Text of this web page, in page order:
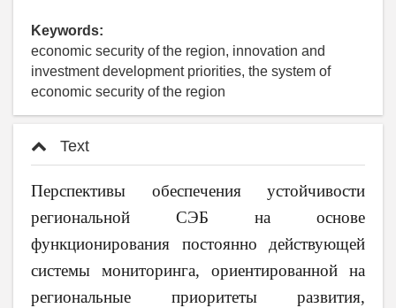
Keywords:
economic security of the region, innovation and
investment development priorities, the system of
economic security of the region
Text
Перспективы обеспечения устойчивости
региональной СЭБ на основе
функционирования постоянно действующей
системы мониторинга, ориентированной на
региональные приоритеты развития,